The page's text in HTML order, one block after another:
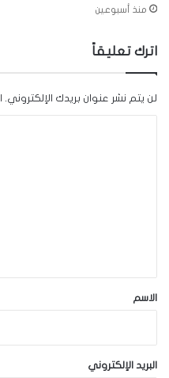
منذ أسبوعين
اترك تعليقاً
لن يتم نشر عنوان بريدك الإلكتروني.
*الاسم
البريد الإلكتروني